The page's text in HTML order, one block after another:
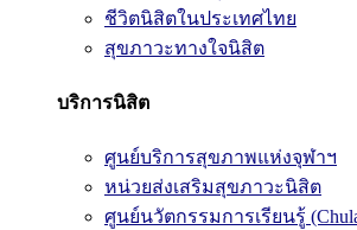
ชีวิตนิสิตในประเทศไทย
สุขภาวะทางใจนิสิต
บริการนิสิต
ศูนย์บริการสุขภาพแห่งจุฬาฯ
หน่วยส่งเสริมสุขภาวะนิสิต
ศูนย์นวัตกรรมการเรียนรู้